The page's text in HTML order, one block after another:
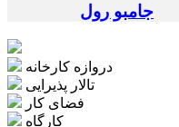
جامبو رول
دروازه کارخانه
تالار پذیرایی
فضای کار
کارگاه